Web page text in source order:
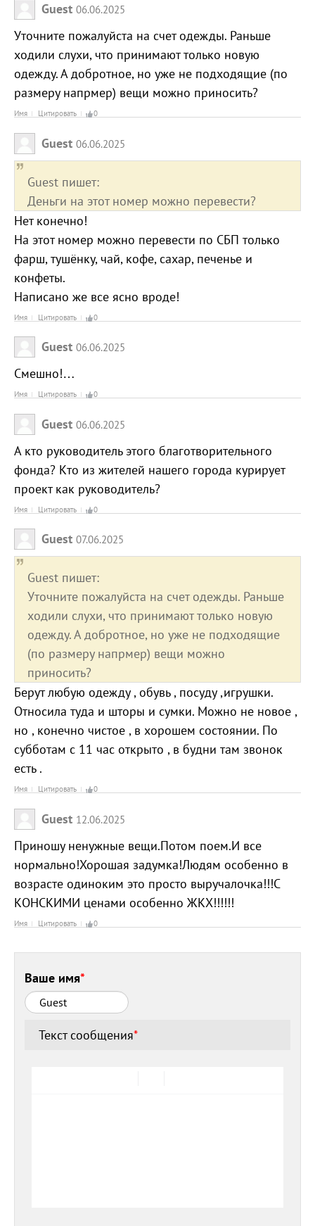
Guest 06.06.2025
Уточните пожалуйста на счет одежды. Раньше
ходили слухи, что принимают только новую
одежду. А добротное, но уже не подходящие (по
размеру напрмер) вещи можно приносить?
Имя Цитировать 0
Guest 06.06.2025
Guest пишет:
Деньги на этот номер можно перевести?
Нет конечно!
На этот номер можно перевести по СБП только
фарш, тушёнку, чай, кофе, сахар, печенье и
конфеты.
Написано же все ясно вроде!
Имя Цитировать 0
Guest 06.06.2025
Смешно!…
Имя Цитировать 0
Guest 06.06.2025
А кто руководитель этого благотворительного
фонда? Кто из жителей нашего города курирует
проект как руководитель?
Имя Цитировать 0
Guest 07.06.2025
Guest пишет:
Уточните пожалуйста на счет одежды. Раньше
ходили слухи, что принимают только новую
одежду. А добротное, но уже не подходящие
(по размеру напрмер) вещи можно
приносить?
Берут любую одежду , обувь , посуду ,игрушки.
Относила туда и шторы и сумки. Можно не новое ,
но , конечно чистое , в хорошем состоянии. По
субботам с 11 час открыто , в будни там звонок
есть .
Имя Цитировать 0
Guest 12.06.2025
Приношу ненужные вещи.Потом поем.И все
нормально!Хорошая задумка!Людям особенно в
возрасте одиноким это просто выручалочка!!!С
КОНСКИМИ ценами особенно ЖКХ!!!!!!
Имя Цитировать 0
Ваше имя*
Текст сообщения*